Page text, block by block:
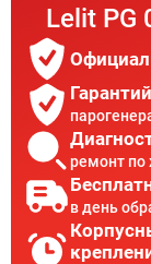
Lelit PG
ремонт
в день